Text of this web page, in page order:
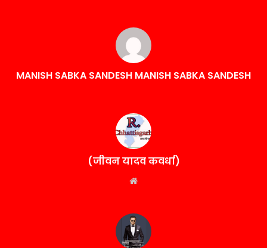
MANISH SABKA SANDESH MANISH SABKA SANDESH
(जीवन यादव कवर्धा)